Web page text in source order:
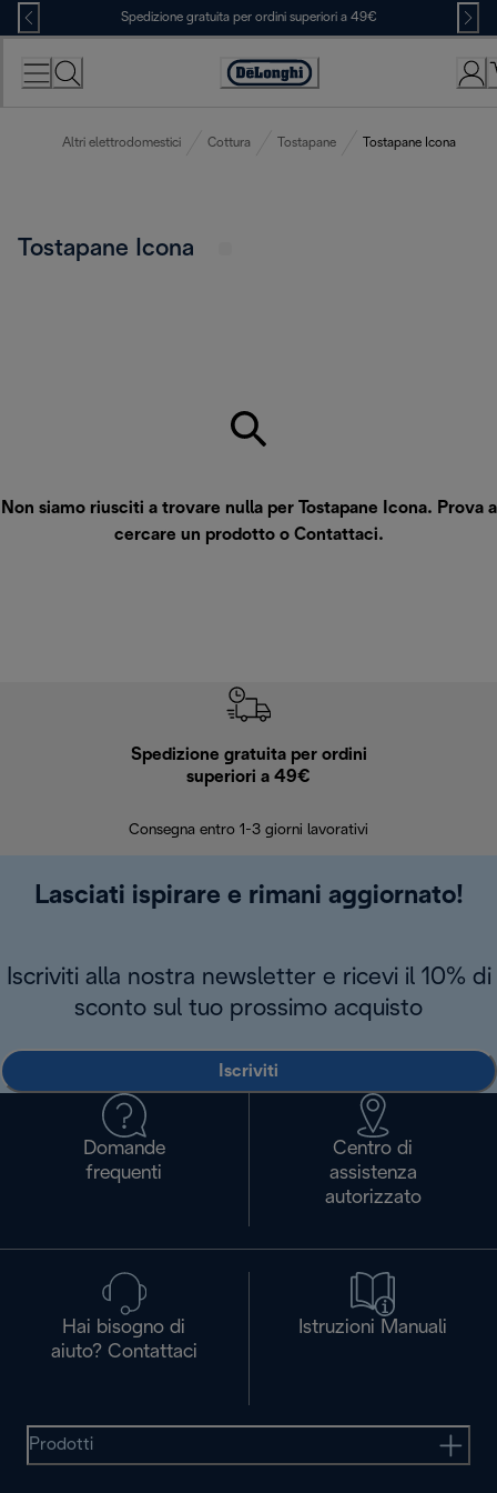
Skip
to
Content
Spedizione gratuita per ordini superiori a 49€
Accessibility
Altri elettrodomestici Cottura Tostapane Tostapane Icona
Tostapane Icona
Non siamo riusciti a trovare nulla per Tostapane Icona. Prova a
cercare un prodotto o Contattaci.
Spedizione gratuita per ordini
superiori a 49€
Consegna entro 1-3 giorni lavorativi
Lasciati ispirare e rimani aggiornato!
Iscriviti alla nostra newsletter e ricevi il 10% di
sconto sul tuo prossimo acquisto
Iscriviti
Domande
frequenti
Centro di
assistenza
autorizzato
Hai bisogno di
aiuto? Contattaci
Istruzioni Manuali
Prodotti